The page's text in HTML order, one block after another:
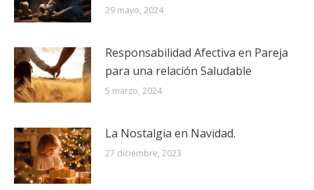
29 mayo, 2024
Responsabilidad Afectiva en Pareja
para una relación Saludable
5 marzo, 2024
La Nostalgia en Navidad.
27 diciembre, 2023